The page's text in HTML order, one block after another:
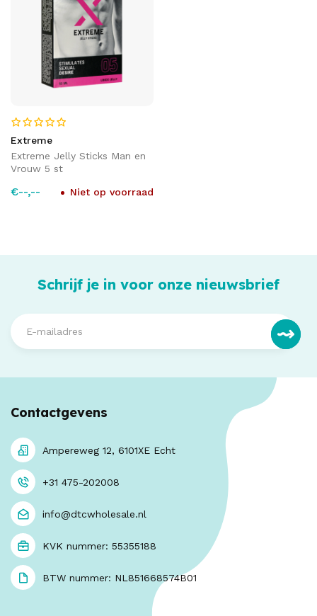
Extreme
Extreme Jelly Sticks Man en
Vrouw 5 st
€--,-- Niet op voorraad
Schrijf je in voor onze nieuwsbrief
Contactgevens
Ampereweg 12, 6101XE Echt
+31 475-202008
info@dtcwholesale.nl
KVK nummer: 55355188
BTW nummer: NL851668574B01